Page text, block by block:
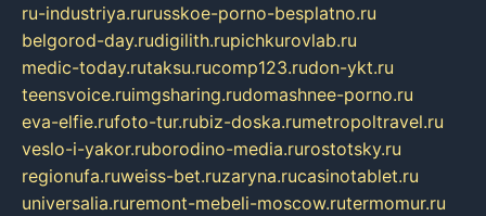
ru-industriya.rurusskoe-porno-besplatno.ru
belgorod-day.rudigilith.rupichkurovlab.ru
medic-today.rutaksu.rucomp123.rudon-ykt.ru
teensvoice.ruimgsharing.rudomashnee-porno.ru
eva-elfie.rufoto-tur.rubiz-doska.rumetropoltravel.ru
veslo-i-yakor.ruborodino-media.rurostotsky.ru
regionufa.ruweiss-bet.ruzaryna.rucasinotablet.ru
universalia.ruremont-mebeli-moscow.rutermomur.ru